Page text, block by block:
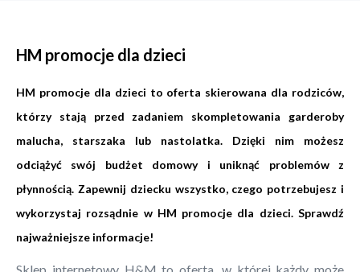
HM promocje dla dzieci
HM promocje dla dzieci to oferta skierowana dla rodziców,
którzy stają przed zadaniem skompletowania garderoby
malucha, starszaka lub nastolatka. Dzięki nim możesz
odciążyć swój budżet domowy i uniknąć problemów z
płynnością. Zapewnij dziecku wszystko, czego potrzebujesz i
wykorzystaj rozsądnie w HM promocje dla dzieci. Sprawdź
najważniejsze informacje!